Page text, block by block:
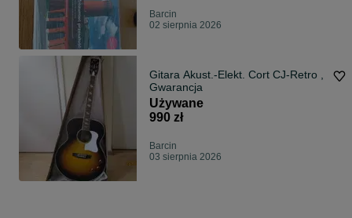
Barcin
02 sierpnia 2026
Gitara Akust.-Elekt. Cort CJ-Retro ,
Gwarancja
Używane
990 zł
Barcin
03 sierpnia 2026